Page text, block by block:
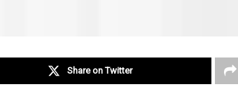
Share on Twitter